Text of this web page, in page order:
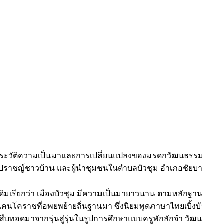
ความเป็นมาและการเปลี่ยนแปลงของมรดกวัฒนธร
ชญ์ชาวบ้าน และผู้นำชุมชนในตำบลบัวชุม อำเภอชัยบ
กว่า เมืองบัวชุม มีความเป็นมายาวนาน ตามหลักฐา
คนโคราชที่อพยพย้ายถิ่นฐานมา ซึ่งนิยมพูดภาษาไทยเ
บทอดมาจากรุ่นสู่รุ่นในรูปการศึกษาแบบครูพักลักจำ วั